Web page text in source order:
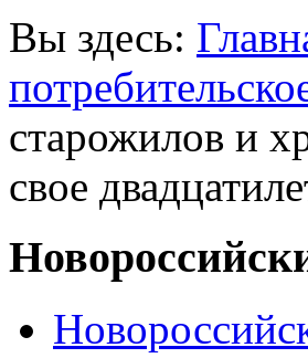
Вы здесь:
старожилов и
свое